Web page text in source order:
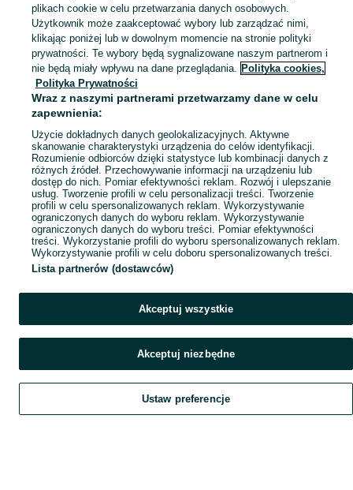
Zakupy dla Twojej pociechy mogą być dziecinnie proste! Znajdź to, czego potrzebujesz w kategorii Dla Dzieci na OLX - Gdańsk i okolice! Zobacz
Mapa kategorii
Mapa miejscowości
Mapa ministron
Szukaj Obserwujesz Dodaj Czat Konto
plikach cookie w celu przetwarzania danych osobowych.
Użytkownik może zaakceptować wybory lub zarządzać nimi,
klikając poniżej lub w dowolnym momencie na stronie polityki
prywatności. Te wybory będą sygnalizowane naszym partnerom i
nie będą miały wpływu na dane przeglądania. Polityka cookies,
Polityka Prywatności
Wraz z naszymi partnerami przetwarzamy dane w celu
zapewnienia:
Użycie dokładnych danych geolokalizacyjnych. Aktywne
skanowanie charakterystyki urządzenia do celów identyfikacji.
Rozumienie odbiorców dzięki statystyce lub kombinacji danych z
różnych źródeł. Przechowywanie informacji na urządzeniu lub
dostęp do nich. Pomiar efektywności reklam. Rozwój i ulepszanie
usług. Tworzenie profili w celu personalizacji treści. Tworzenie
profili w celu spersonalizowanych reklam. Wykorzystywanie
ograniczonych danych do wyboru reklam. Wykorzystywanie
ograniczonych danych do wyboru treści. Pomiar efektywności
treści. Wykorzystanie profili do wyboru spersonalizowanych reklam.
Wykorzystywanie profili w celu doboru spersonalizowanych treści.
Lista partnerów (dostawców)
Akceptuj wszystkie
Akceptuj niezbędne
Ustaw preferencje